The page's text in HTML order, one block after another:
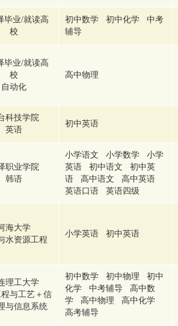
毕业/就读高
校
初中数学 初中化学 中考
辅导
毕业/就读高
校
自动化
高中物理
科技学院
英语
初中英语
职业学院
韩语
小学语文 小学数学 小学
英语 初中语文 初中英
语 高中语文 高中英语
英语口语 英语四级
海大学
水资源工程
小学英语 初中英语
理工大学
与工艺＋信
与信息系统
初中数学 初中物理 初中
化学 中考辅导 高中数
学 高中物理 高中化学
高考辅导